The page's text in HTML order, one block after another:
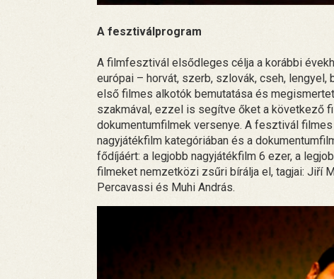
A fesztiválprogram
A filmfesztivál elsődleges célja a korábbi
európai – horvát, szerb, szlovák, cseh, lengyel,
első filmes alkotók bemutatása és
szakmával, ezzel is segítve őket a következő
dokumentumfilmek versenye. A fesztivál
nagyjátékfilm kategóriában és a
fődíjáért: a legjobb nagyjátékfilm 6 ezer, a
filmeket nemzetközi zsűri bírálja el, tagjai: Jiří
Percavassi és Muhi András.